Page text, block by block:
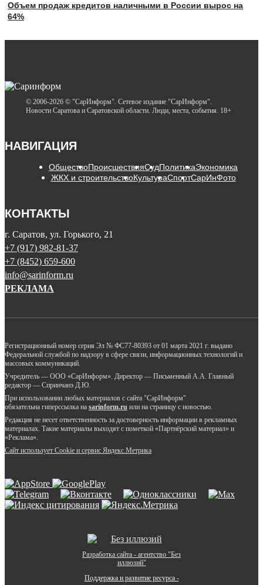
Объем продаж кредитов наличными в России вырос на
64%
© 2006-2026 © "СарИнформ". Сетевое издание "СарИнформ".
Новости Саратова и Саратовской области. Люди, места, события. 18+
НАВИГАЦИЯ
ОбществоПроисшествияСудПолитикаЭкономика
ЖКХ и строительствоКультураСпортСарИнФото
КОНТАКТЫ
г. Саратов, ул. Горького, 21
+7 (917) 982-81-37
+7 (8452) 659-600
info@sarinform.ru
РЕКЛАМА
Регистрационный номер серия Эл № ФС77-80393 от 01 марта 2021 г. выдано
Федеральной службой по надзору в сфере связи, информационных технологий и
массовых коммуникаций.
Учредитель — ООО «СарИнформ». Директор — Письменный А.А. Главный
редактор — Спринчанэ Д.Ю.
При использовании любых материалов с сайта "СарИнформ"
обязательна гиперссылка на sarinform.ru или на страницу с новостью.
Редакция не несет ответственность за достоверность информации в рекламных
материалах. Такие материалы выходят с пометкой «Партнёрский материал» и
«Реклама».
Сайт использует Cookie и сервиc Яндекс.Метрика
Разработка сайта - агентство "Без
иллюзий"
Поддержка и развитие ресурса -